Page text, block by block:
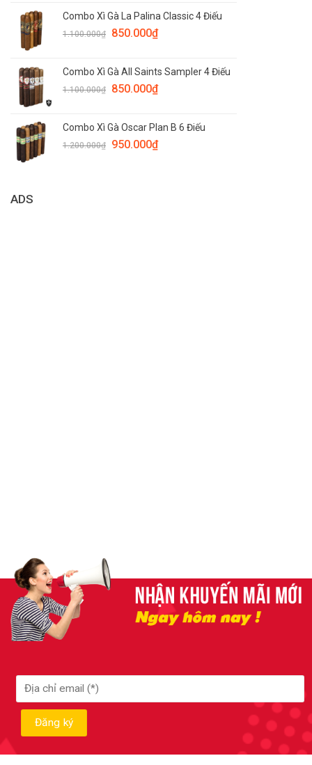
Combo Xì Gà La Palina Classic 4 Điếu
1.100.000₫ 850.000₫
Combo Xì Gà All Saints Sampler 4 Điếu
1.100.000₫ 850.000₫
Combo Xì Gà Oscar Plan B 6 Điếu
1.200.000₫ 950.000₫
ADS